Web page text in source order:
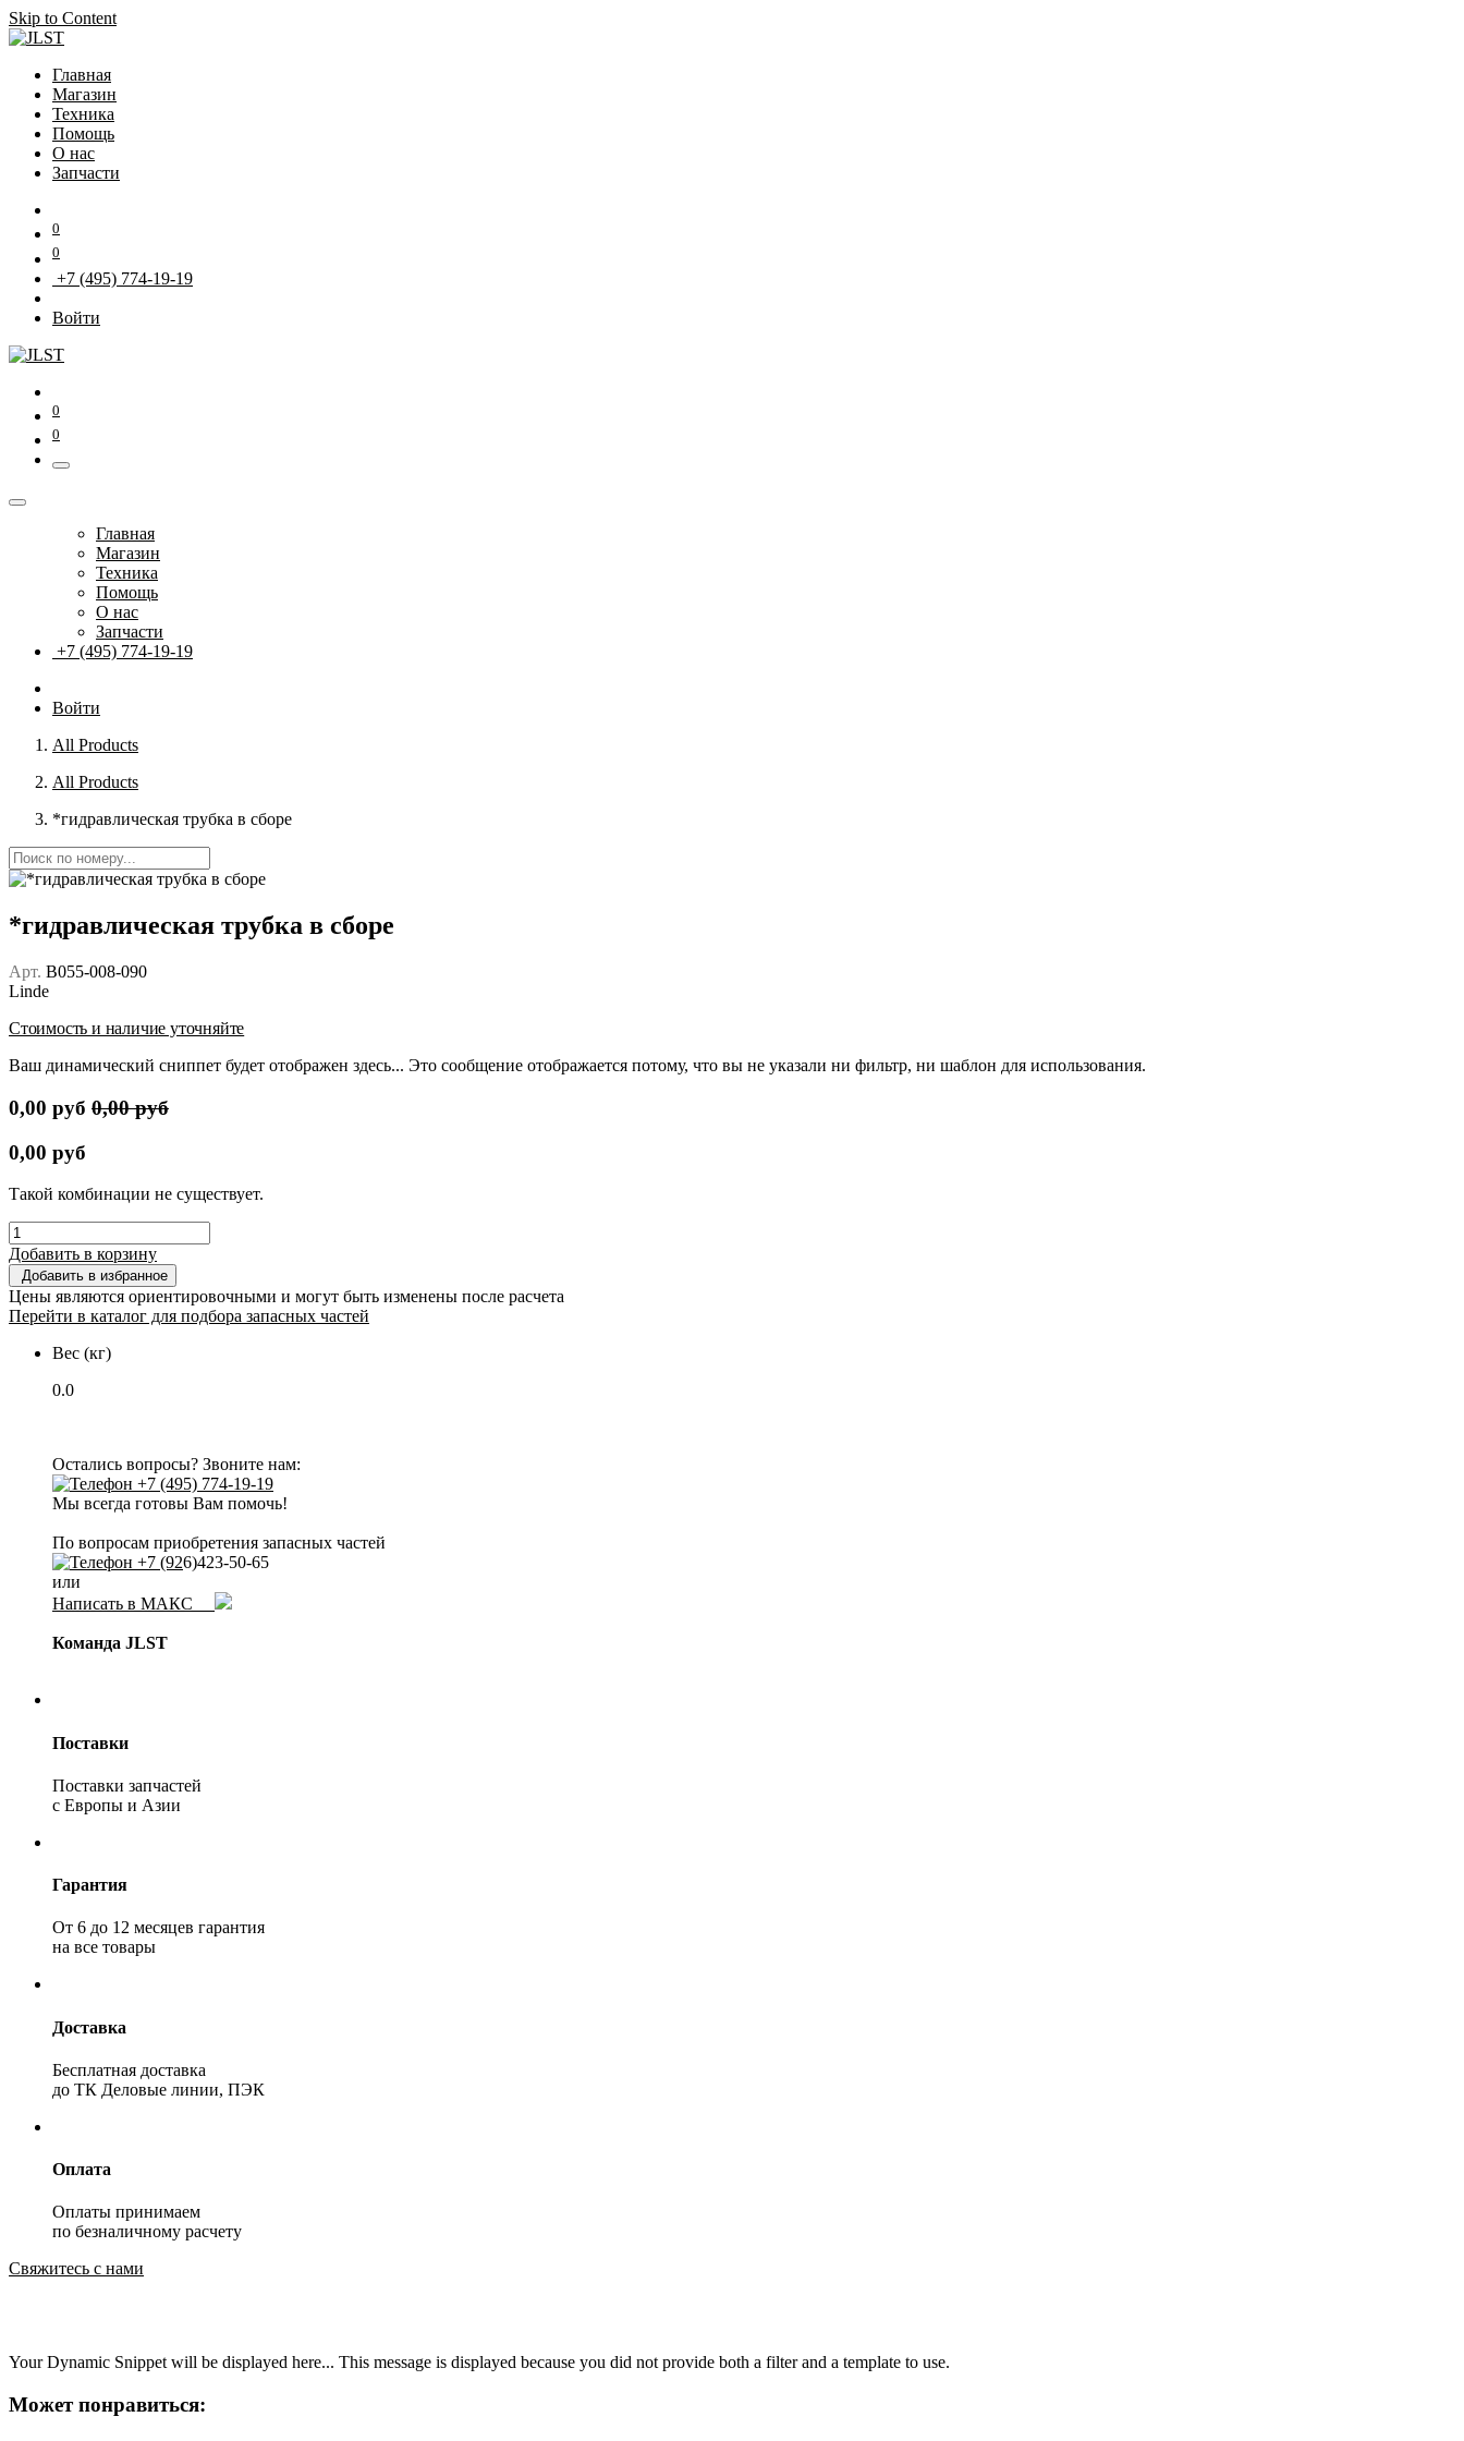
Skip to Content
Главная
Магазин
Техника
Помощь
О нас
Запчасти
0
0
+7 (495) 774-19-19
Войти
0
0
Главная
Магазин
Техника
Помощь
О нас
Запчасти
+7 (495) 774-19-19
Войти
All Products
All Products
*гидравлическая трубка в сборе
*гидравлическая трубка в сборе
Арт. B055-008-090
Linde
Стоимость и наличие уточняйте
Ваш динамический сниппет будет отображен здесь... Это сообщение отображается потому, что вы не указали ни фильтр, ни шаблон для использования.
0,00 руб 0,00руб
0,00 руб
Такой комбинации не существует.
Добавить в корзину
Добавить в избранное
Цены являются ориентировочными и могут быть изменены после расчета
Перейти в каталог для подбора запасных частей
Вес (кг)
0.0
Остались вопросы? Звоните нам:
+7 (495) 774-19-19
Мы всегда готовы Вам помочь!
По вопросам приобретения запасных частей
+7 (926)423-50-65
или
Написать в МАКС
Команда JLST
Поставки
Поставки запчастей
с Европы и Азии
Гарантия
От 6 до 12 месяцев гарантия
на все товары
Доставка
Бесплатная доставка
до ТК Деловые линии, ПЭК
Оплата
Оплаты принимаем
по безналичному расчету
Свяжитесь с нами
Your Dynamic Snippet will be displayed here... This message is displayed because you did not provide both a filter and a template to use.
Может понравиться: